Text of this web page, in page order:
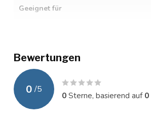
Geeignet für
Bewertungen
0 /5
0Sterne, basierend auf0